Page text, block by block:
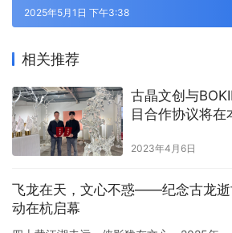
2025年5月1日 下午3:38
相关推荐
古晶文创与
目合作协议将在
2023年4月6日
飞龙在天，文心不惑——纪念古龙逝
动在杭启幕